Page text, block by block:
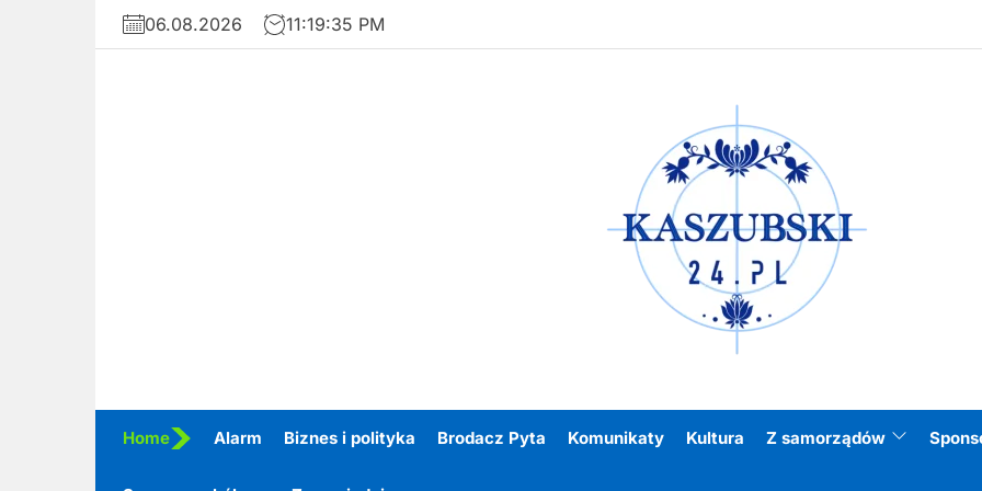
Skip
06.08.2026 11:19:36 PM
Home Alarm Biznes i polityka Brodacz Pyta Komunikaty Kultura Z samorządów